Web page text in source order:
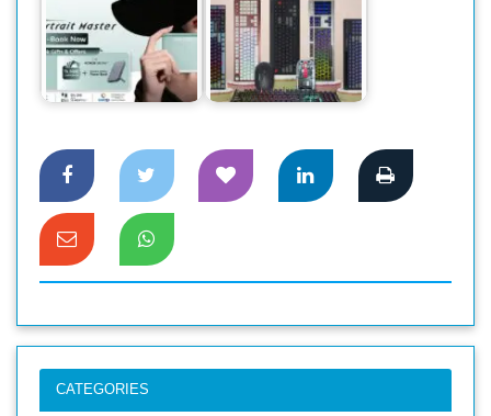
অনার ২০০ এবং ২০০
প্রো প্রি-বুকিংয়ে দুর্দান্ত
অফার
‘অ্যান্টিক’ ব্র্যান্ডের
কিবোর্ড-মাউস এনেছে
ওয়ালটন
CATEGORIES